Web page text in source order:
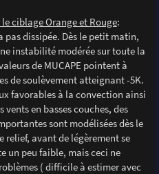
ciblage Orange et Rouge:
pas dissipée. Dès le petit matin,
instabilité modérée sur toute la
de MUCAPE pointent à
de soulèvement atteignant -5K.
favorables à la convection ainsi
en basses couches, des
sont modélisées dès le
avant de légèrement se
un peu faible, mais ceci ne
( difficile à estimer avec